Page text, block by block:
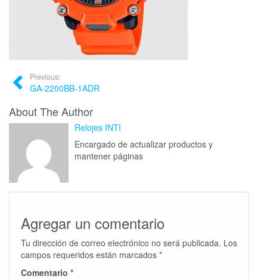
Previous:
GA-2200BB-1ADR
About The Author
Relojes INTI
Encargado de actualizar productos y
mantener páginas
Agregar un comentario
Tu dirección de correo electrónico no será publicada. Los
campos requeridos están marcados *
Comentario *